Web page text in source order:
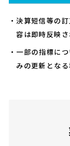
決算短信等の
容は即時反映さ
一部の指標に
みの更新となる